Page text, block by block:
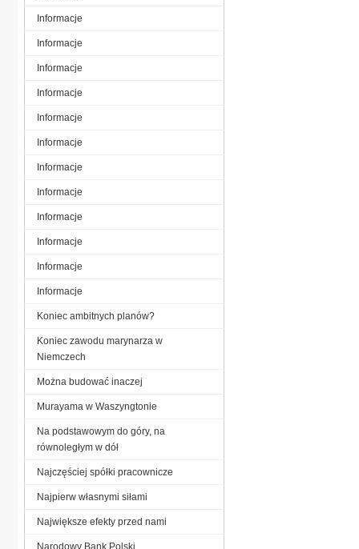
Informacje
Informacje
Informacje
Informacje
Informacje
Informacje
Informacje
Informacje
Informacje
Informacje
Informacje
Informacje
Koniec ambitnych planów?
Koniec zawodu marynarza w
Niemczech
Można budować inaczej
Murayama w Waszyngtonie
Na podstawowym do góry, na
równoległym w dół
Najczęściej spółki pracownicze
Najpierw własnymi siłami
Największe efekty przed nami
Narodowy Bank Polski